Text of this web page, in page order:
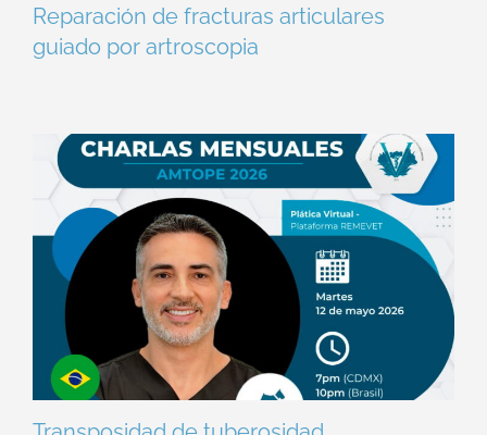
Reparación de fracturas articulares
guiado por artroscopia